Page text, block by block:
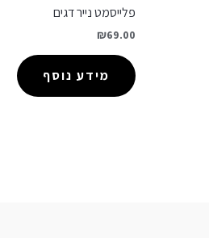
פלייסמט נייר דגים
₪69.00
מידע נוסף